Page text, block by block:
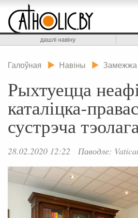
дашлі навіну
Галоўная Навіны Замежжа
Рыхтуецца
каталіцка-
сустрэча
28.02.2020 12:22 Паводле: